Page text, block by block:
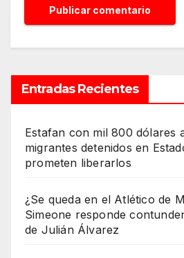
Entradas Recientes
Estafan con mil 800 dólares
migrantes detenidos en
prometen liberarlos
¿Se queda en el Atlético de
Simeone responde
de Julián Álvarez